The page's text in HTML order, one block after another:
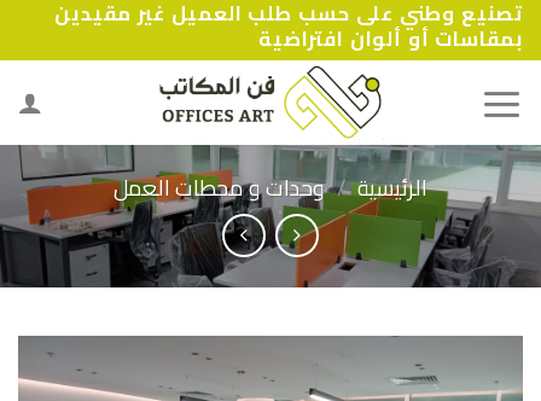
Skip
to
content
تصنيع وطني على حسب طلب العميل غير مقيدين
بمقاسات أو ألوان افتراضية
الرئيسية / وحدات و محطات العمل